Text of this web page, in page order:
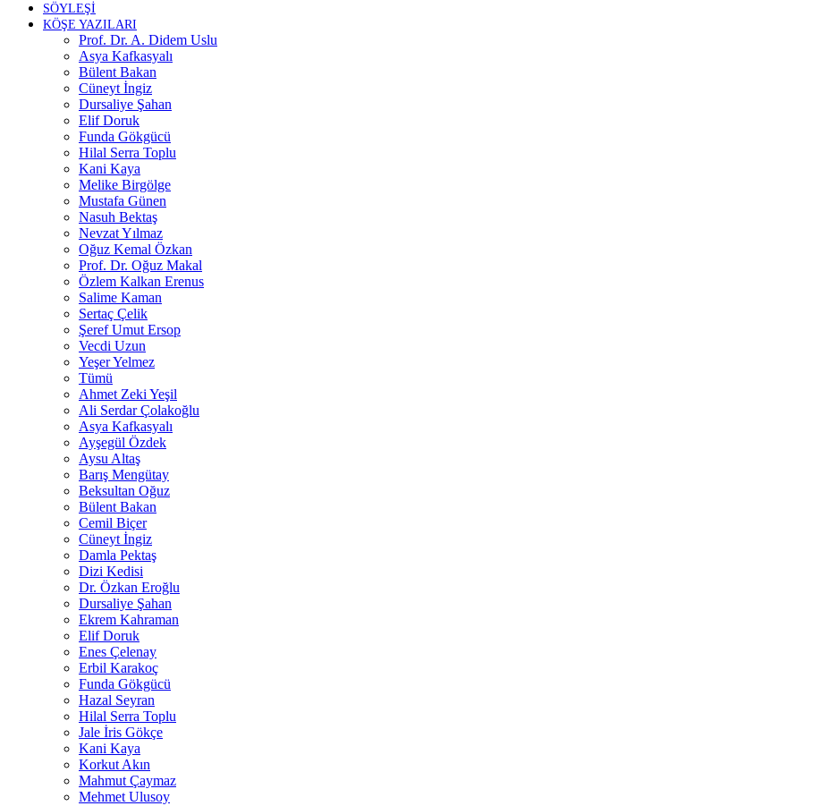
SÖYLEŞİ
KÖŞE YAZILARI
Prof. Dr. A. Didem Uslu
Asya Kafkasyalı
Bülent Bakan
Cüneyt İngiz
Dursaliye Şahan
Elif Doruk
Funda Gökgücü
Hilal Serra Toplu
Kani Kaya
Melike Birgölge
Mustafa Günen
Nasuh Bektaş
Nevzat Yılmaz
Oğuz Kemal Özkan
Prof. Dr. Oğuz Makal
Özlem Kalkan Erenus
Salime Kaman
Sertaç Çelik
Şeref Umut Ersop
Vecdi Uzun
Yeşer Yelmez
Tümü
Ahmet Zeki Yeşil
Ali Serdar Çolakoğlu
Asya Kafkasyalı
Ayşegül Özdek
Aysu Altaş
Barış Mengütay
Beksultan Oğuz
Bülent Bakan
Cemil Biçer
Cüneyt İngiz
Damla Pektaş
Dizi Kedisi
Dr. Özkan Eroğlu
Dursaliye Şahan
Ekrem Kahraman
Elif Doruk
Enes Çelenay
Erbil Karakoç
Funda Gökgücü
Hazal Seyran
Hilal Serra Toplu
Jale İris Gökçe
Kani Kaya
Korkut Akın
Mahmut Çaymaz
Mehmet Ulusoy